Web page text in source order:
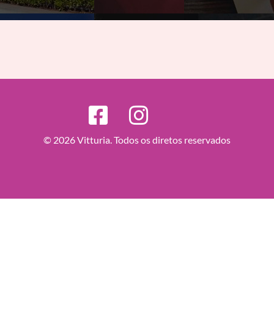
© 2026 Vitturia. Todos os diretos reservados